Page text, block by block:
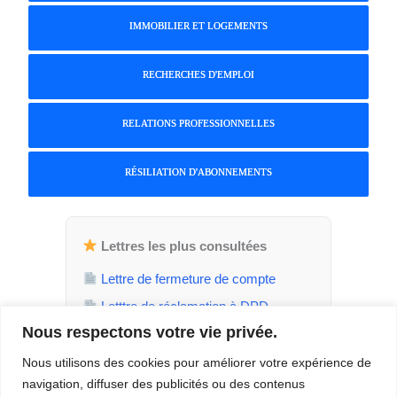
Nous respectons votre vie privée.
Nous utilisons des cookies pour améliorer votre expérience de
navigation, diffuser des publicités ou des contenus
IMMOBILIER ET LOGEMENTS
RECHERCHES D'EMPLOI
RELATIONS PROFESSIONNELLES
RÉSILIATION D'ABONNEMENTS
Lettres les plus consultées
Lettre de fermeture de compte
Letttre de réclamation à DPD
Attestation de parent isolé
Demande de jours de RTT
Demande de temps plein